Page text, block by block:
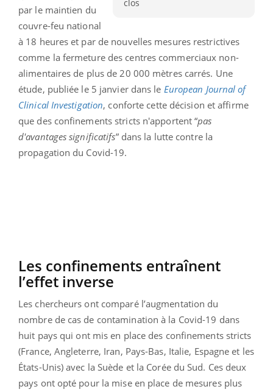
clos
par le maintien du
couvre-feu national
à 18 heures et par de nouvelles mesures restrictives
comme la fermeture des centres commerciaux non-
alimentaires de plus de 20 000 mètres carrés. Une
étude, publiée le 5 janvier dans le European Journal of
Clinical Investigation, conforte cette décision et affirme
que des confinements stricts n'apportent “pas
d'avantages significatifs” dans la lutte contre la
propagation du Covid-19.
Les confinements entraînent
l’effet inverse
Les chercheurs ont comparé l’augmentation du
nombre de cas de contamination à la Covid-19 dans
huit pays qui ont mis en place des confinements stricts
(France, Angleterre, Iran, Pays-Bas, Italie, Espagne et les
États-Unis) avec la Suède et la Corée du Sud. Ces deux
pays ont opté pour la mise en place de mesures plus